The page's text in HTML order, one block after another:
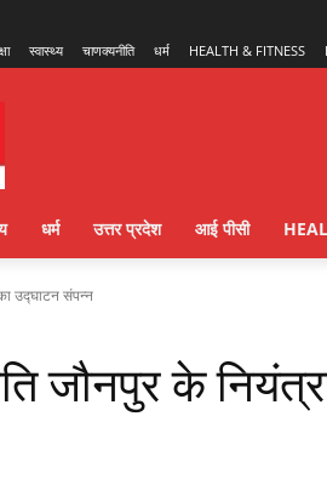
स्वास्थ्य चाणक्यनीति धर्म HEALTH & FITNESS
धर्म उत्तर प्रदेश आई पीसी
उद्घाटन संपन्न
जौनपुर के